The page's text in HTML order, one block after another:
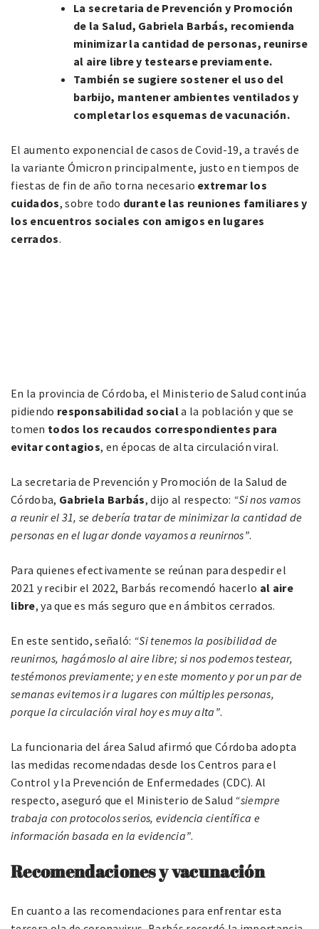
La secretaria de Prevención y Promoción
de la Salud, Gabriela Barbás, recomienda
minimizar la cantidad de personas, reunirse
al aire libre y testearse previamente.
También se sugiere sostener el uso del
barbijo, mantener ambientes ventilados y
completar los esquemas de vacunación.
El aumento exponencial de casos de Covid-19, a través de
la variante Ómicron principalmente, justo en tiempos de
fiestas de fin de año torna necesario extremar los
cuidados, sobre todo durante las reuniones familiares y
los encuentros sociales con amigos en lugares
cerrados.
En la provincia de Córdoba, el Ministerio de Salud continúa
pidiendo responsabilidad sociala la población y que se
tomen todos los recaudos correspondientes para
evitar contagios, en épocas de alta circulación viral.
La secretaria de Prevención y Promoción de la Salud de
Córdoba, Gabriela Barbás, dijo al respecto: “Si nos vamos
a reunir el 31, se debería tratar de minimizar la cantidad de
personas en el lugar donde vayamos a reunirnos”.
Para quienes efectivamente se reúnan para despedir el
2021 y recibir el 2022, Barbás recomendó hacerlo al aire
libre, ya que es más seguro que en ámbitos cerrados.
En este sentido, señaló: “Si tenemos la posibilidad de
reunirnos, hagámoslo al aire libre; si nos podemos testear,
testémonos previamente; y en este momento y por un par de
semanas evitemos ir a lugares con múltiples personas,
porque la circulación viral hoy es muy alta”.
La funcionaria del área Salud afirmó que Córdoba adopta
las medidas recomendadas desde los Centros para el
Control y la Prevención de Enfermedades (CDC). Al
respecto, aseguró que el Ministerio de Salud “siempre
trabaja con protocolos serios, evidencia científica e
información basada en la evidencia”.
Recomendaciones y vacunación
En cuanto a las recomendaciones para enfrentar esta